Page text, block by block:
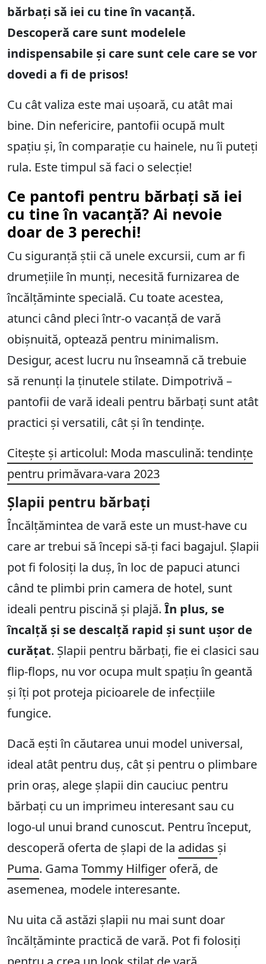
bărbați să iei cu tine în vacanță.
Descoperă care sunt modelele
indispensabile și care sunt cele care se vor
dovedi a fi de prisos!
Cu cât valiza este mai ușoară, cu atât mai
bine. Din nefericire, pantofii ocupă mult
spațiu și, în comparație cu hainele, nu îi puteți
rula. Este timpul să faci o selecție!
Ce pantofi pentru bărbați să iei
cu tine în vacanță? Ai nevoie
doar de 3 perechi!
Cu siguranță știi că unele excursii, cum ar fi
drumețiile în munți, necesită furnizarea de
încălțăminte specială. Cu toate acestea,
atunci când pleci într-o vacanță de vară
obișnuită, optează pentru minimalism.
Desigur, acest lucru nu înseamnă că trebuie
să renunți la ținutele stilate. Dimpotrivă –
pantofii de vară ideali pentru bărbați sunt atât
practici și versatili, cât și în tendințe.
Citește și articolul: Moda masculină: tendințe
pentru primăvara-vara 2023
Șlapii pentru bărbați
Încălțămintea de vară este un must-have cu
care ar trebui să începi să-ți faci bagajul. Șlapii
pot fi folosiți la duș, în loc de papuci atunci
când te plimbi prin camera de hotel, sunt
ideali pentru piscină și plajă.În plus, se
încalță și se descalță rapid și sunt ușor de
curățat. Șlapii pentru bărbați, fie ei clasici sau
flip-flops, nu vor ocupa mult spațiu în geantă
și îți pot proteja picioarele de infecțiile
fungice.
Dacă ești în căutarea unui model universal,
ideal atât pentru duș, cât și pentru o plimbare
prin oraș, alege șlapii din cauciuc pentru
bărbați cu un imprimeu interesant sau cu
logo-ul unui brand cunoscut. Pentru început,
descoperă oferta de șlapi de la adidas și
Puma. Gama Tommy Hilfiger oferă, de
asemenea, modele interesante.
Nu uita că astăzi șlapii nu mai sunt doar
încălțăminte practică de vară. Pot fi folosiți